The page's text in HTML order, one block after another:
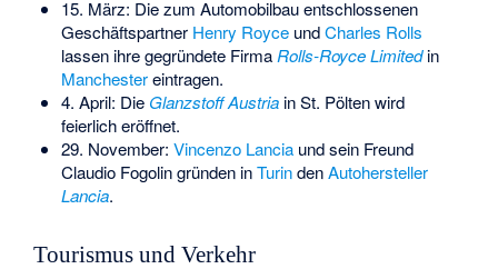
15. März: Die zum Automobilbau entschlossenen
Geschäftspartner Henry RoyceundCharles Rolls
lassen ihre gegründete FirmaRolls-Royce Limitedin
Manchestereintragen.
4. April: Die Glanzstoff Austriain St. Pölten wird
feierlich eröffnet.
29. November: Vincenzo Lanciaund sein Freund
Claudio Fogolingründen inTurindenAutohersteller
Lancia.
Tourismus und Verkehr